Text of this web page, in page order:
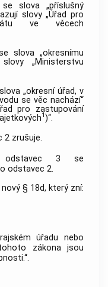
slova „příslušný
slovy „Úřad pro
ve věcech
slova „okresnímu
„Ministerstvu
„okresní úřad, v
se věc nachází“
pro zastupování
1)“.
2 zrušuje.
odstavec 3 se
odstavec 2.
§ 18d, který zní:
úřadu nebo
zákona jsou